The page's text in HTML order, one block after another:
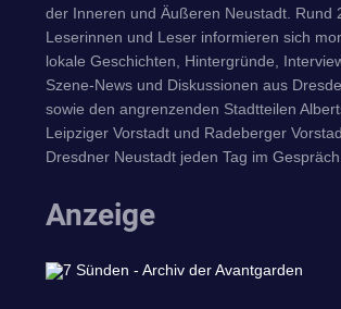
der Inneren und Äußeren Neustadt. Rund
Leserinnen und Leser informieren sich
lokale Geschichten, Hintergründe,
Szene-News und Diskussionen aus
sowie den angrenzenden Stadtteilen
Leipziger Vorstadt und Radeberger
Dresdner Neustadt jeden Tag im
Anzeige